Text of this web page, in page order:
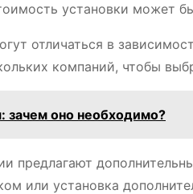
установки может
отличаться в
компаний, чтобы
зачем оно необходимо?
предлагают
или установка